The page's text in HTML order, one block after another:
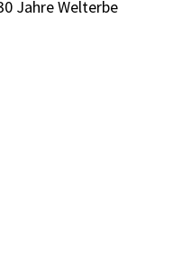
Jahre Welterbe